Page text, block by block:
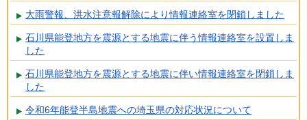
大雨警報、洪水注意報解除により情報連絡室を閉鎖しました
石川県能登地方を震源とする地震に伴う情報連絡室を設置しま
した
石川県能登地方を震源とする地震に伴い情報連絡室を閉鎖しま
した
令和6年能登半島地震への埼玉県の対応状況について